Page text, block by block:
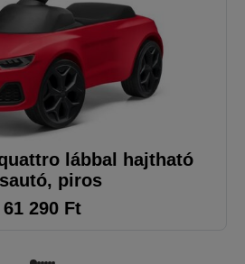
lábbal hajtható
piros
61 290 Ft